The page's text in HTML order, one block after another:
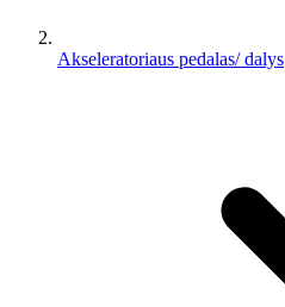
Akseleratoriaus pedalas/ dalys